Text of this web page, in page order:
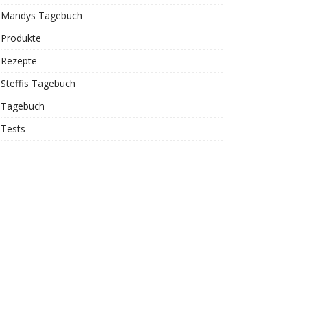
Mandys Tagebuch
Produkte
Rezepte
Steffis Tagebuch
Tagebuch
Tests